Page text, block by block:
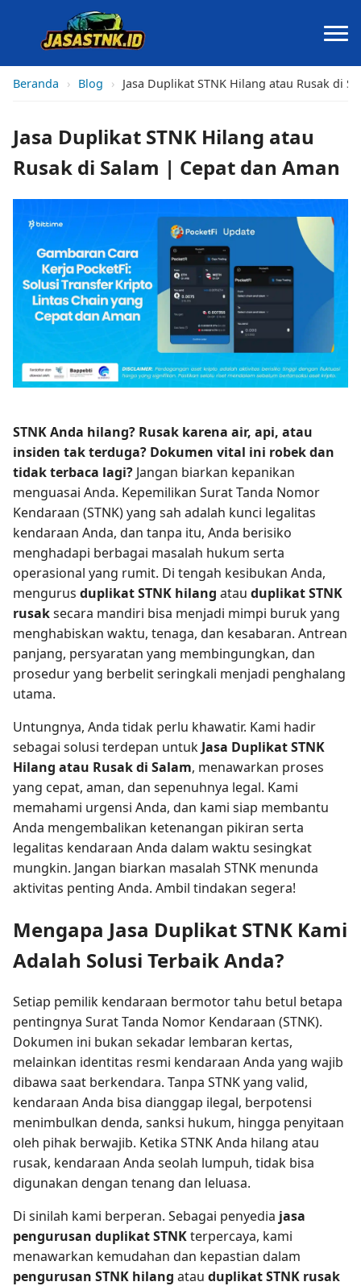
Beranda › Blog › Jasa Duplikat STNK Hilang atau Rusak di
Jasa Duplikat STNK Hilang atau
Rusak di Salam | Cepat dan Aman
STNK Anda hilang? Rusak karena air, api, atau
insiden tak terduga? Dokumen vital ini robek dan
tidak terbaca lagi? Jangan biarkan kepanikan
menguasai Anda. Kepemilikan Surat Tanda Nomor
Kendaraan (STNK) yang sah adalah kunci legalitas
kendaraan Anda, dan tanpa itu, Anda berisiko
menghadapi berbagai masalah hukum serta
operasional yang rumit. Di tengah kesibukan Anda,
mengurus duplikat STNK hilang atau duplikat STNK
rusaksecara mandiri bisa menjadi mimpi buruk yang
menghabiskan waktu, tenaga, dan kesabaran. Antrean
panjang, persyaratan yang membingungkan, dan
prosedur yang berbelit seringkali menjadi penghalang
utama.
Untungnya, Anda tidak perlu khawatir. Kami hadir
sebagai solusi terdepan untuk Jasa Duplikat STNK
Hilang atau Rusak di Salam, menawarkan proses
yang cepat, aman, dan sepenuhnya legal. Kami
memahami urgensi Anda, dan kami siap membantu
Anda mengembalikan ketenangan pikiran serta
legalitas kendaraan Anda dalam waktu sesingkat
mungkin. Jangan biarkan masalah STNK menunda
aktivitas penting Anda. Ambil tindakan segera!
Mengapa Jasa Duplikat STNK Kami
Adalah Solusi Terbaik Anda?
Setiap pemilik kendaraan bermotor tahu betul betapa
pentingnya Surat Tanda Nomor Kendaraan (STNK).
Dokumen ini bukan sekadar lembaran kertas,
melainkan identitas resmi kendaraan Anda yang wajib
dibawa saat berkendara. Tanpa STNK yang valid,
kendaraan Anda bisa dianggap ilegal, berpotensi
menimbulkan denda, sanksi hukum, hingga penyitaan
oleh pihak berwajib. Ketika STNK Anda hilang atau
rusak, kendaraan Anda seolah lumpuh, tidak bisa
digunakan dengan tenang dan leluasa.
Di sinilah kami berperan. Sebagai penyedia jasa
pengurusan duplikat STNKterpercaya, kami
menawarkan kemudahan dan kepastian dalam
pengurusan STNK hilang atau duplikat STNK rusak